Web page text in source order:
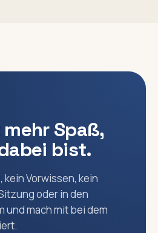
Spaß,
bist.
kein Vorwissen, kein
oder in den
und mach mit bei dem